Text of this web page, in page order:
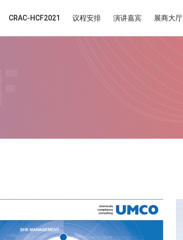
CRAC-HCF2021 议程安排 演讲嘉宾 展商大厅